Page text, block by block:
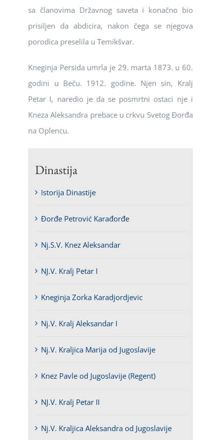
sa članovima Državnog saveta i konačno bio
prisiljen da abdicira, nakon čega se njegova
porodica preselila u Temikšvar.
Kneginja Persida umrla je 29. marta 1873. u 60.
godini u Beču. 1912. godine. Njen sin, Kralj
Petar I, naredio je da se posmrtni ostaci nje i
Kneza Aleksandra prebace u crkvu Svetog Đorđa
na Oplencu.
Dinastija
Istorija Dinastije
Đorđe Petrović Karađorđe
Nj.S.V. Knez Aleksandar
NJ.V. Kralj Petar I
Kneginja Zorka Karadjordjevic
Nj.V. Kralj Aleksandar I
Nj.V. Kraljica Marija od Jugoslavije
Knez Pavle od Jugoslavije (Regent)
NJ.V. Kralj Petar II
Nj.V. Kraljica Aleksandra od Jugoslavije